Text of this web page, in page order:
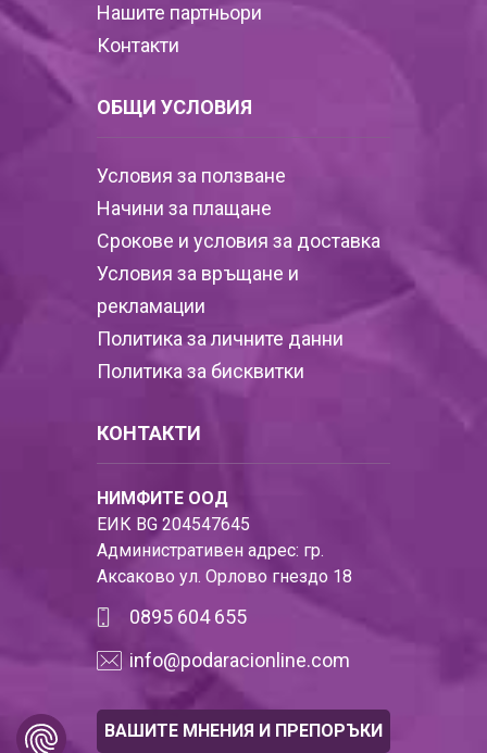
Нашите партньори
Контакти
ОБЩИ УСЛОВИЯ
Условия за ползване
Начини за плащане
Срокове и условия за доставка
Условия за връщане и
рекламации
Политика за личните данни
Политика за бисквитки
КОНТАКТИ
НИМФИТЕ ООД
ЕИК BG 204547645
Административен адрес: гр.
Аксаково ул. Орлово гнездо 18
0895 604 655
info@podaracionline.com
ВАШИТЕ МНЕНИЯ И ПРЕПОРЪКИ